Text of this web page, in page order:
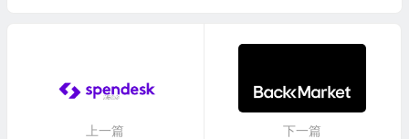
上一篇
下一篇